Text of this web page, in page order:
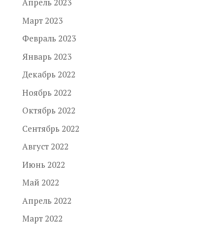
Апрель 2023
Март 2023
Февраль 2023
Январь 2023
Декабрь 2022
Ноябрь 2022
Октябрь 2022
Сентябрь 2022
Август 2022
Июнь 2022
Май 2022
Апрель 2022
Март 2022